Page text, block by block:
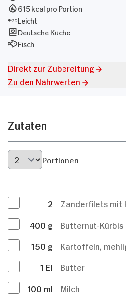
615 kcal pro Portion
Leicht
Deutsche Küche
Fisch
Direkt zur Zubereitung
Zu den Nährwerten
Zutaten
Portionen
2
Zanderfilets mit
400 g
Butternut-Kürbis
150 g
Kartoffeln,
1 El
Butter
100 ml
Milch